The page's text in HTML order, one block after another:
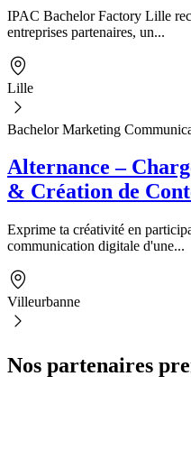
IPAC Bachelor Factory Lille
entreprises partenaires, un...
Lille
Bachelor Marketing
Alternance –
& Création de
Exprime ta créativité en
communication digitale d'une...
Villeurbanne
Nos partenaires